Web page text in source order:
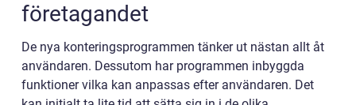
företagandet
De nya konteringsprogrammen tänker ut nästan allt åt
användaren. Dessutom har programmen inbyggda
funktioner vilka kan anpassas efter användaren. Det